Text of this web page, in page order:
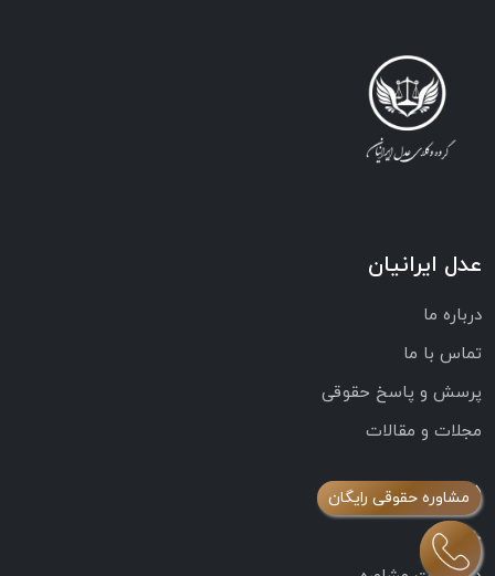
عدل ایرانیان
درباره ما
تماس با ما
پرسش و پاسخ حقوقی
مجلات و مقالات
دسترسی سریع
خانه
مشاوره حقوقی رایگان